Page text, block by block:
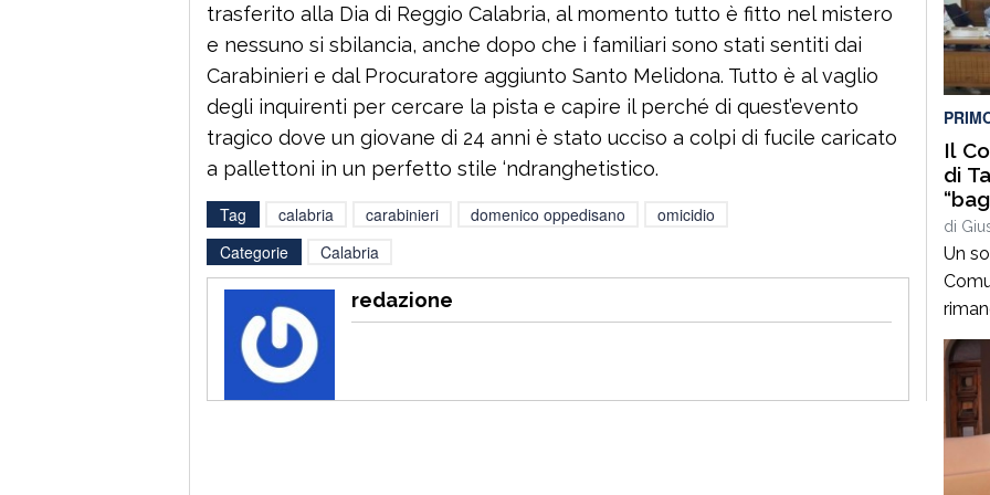
trasferito alla Dia di Reggio Calabria, al momento tutto è fitto nel mistero
e nessuno si sbilancia, anche dopo che i familiari sono stati sentiti dai
Carabinieri e dal Procuratore aggiunto Santo Melidona. Tutto è al vaglio
degli inquirenti per cercare la pista e capire il perché di quest’evento
tragico dove un giovane di 24 anni è stato ucciso a colpi di fucile caricato
a pallettoni in un perfetto stile ‘ndranghetistico.
Tag calabria carabinieri domenico oppedisano
omicidio
Categorie
Calabria
redazione
Il
di
di
Un
degli
di
la